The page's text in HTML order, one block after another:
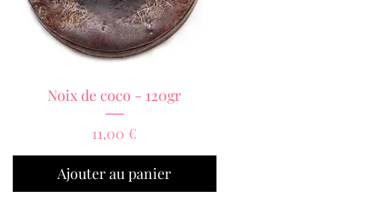
Aperçu rapide
Noix de coco - 120gr
Prix
11,00 €
Ajouter au panier